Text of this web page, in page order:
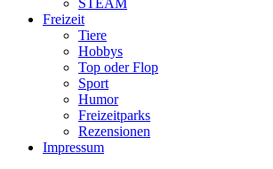
STEAM
Freizeit
Tiere
Hobbys
Top oder Flop
Sport
Humor
Freizeitparks
Rezensionen
Impressum